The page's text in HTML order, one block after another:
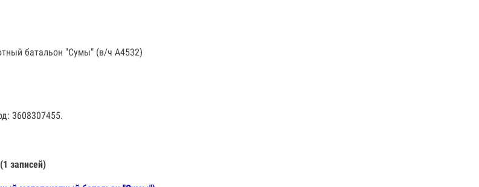
батальон "Сумы" (в/ч А4532)
3608307455.
записей)